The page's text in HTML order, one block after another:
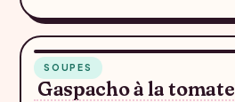
SOUPES
Gaspacho à la tomate